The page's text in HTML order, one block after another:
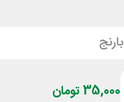
بارنج
35,000 تومان